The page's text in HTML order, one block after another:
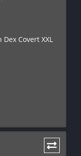
Covert XXL